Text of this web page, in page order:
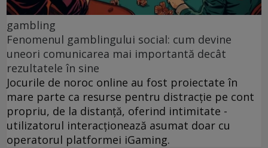
gambling
Fenomenul gamblingului social: cum devine
uneori comunicarea mai importantă decât
rezultatele în sine
Jocurile de noroc online au fost proiectate în
mare parte ca resurse pentru distracție pe cont
propriu, de la distanță, oferind intimitate -
utilizatorul interacționează asumat doar cu
operatorul platformei iGaming.